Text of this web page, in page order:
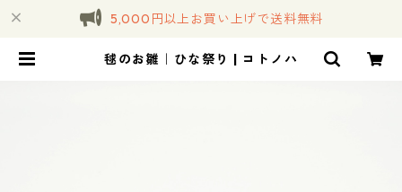
5,000円以上お買い上げで送料無料
毬のお雛｜ひな祭り | コトノハ